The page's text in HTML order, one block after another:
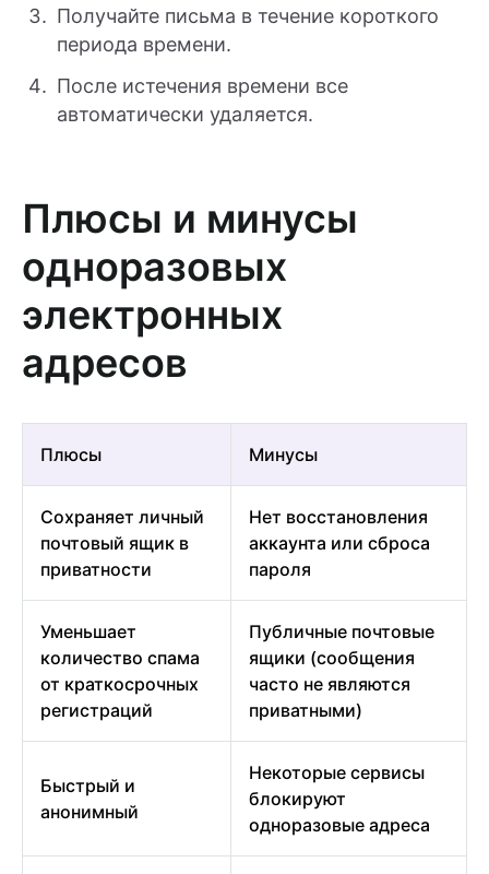
Получайте письма в течение короткого
периода времени.
После истечения времени все
автоматически удаляется.
Плюсы и минусы
одноразовых
электронных
адресов
Плюсы Минусы
Сохраняет личный
почтовый ящик в
приватности
Нет восстановления
аккаунта или сброса
пароля
Уменьшает
количество спама
от краткосрочных
регистраций
Публичные почтовые
ящики (сообщения
часто не являются
приватными)
Быстрый и
анонимный
Некоторые сервисы
блокируют
одноразовые адреса